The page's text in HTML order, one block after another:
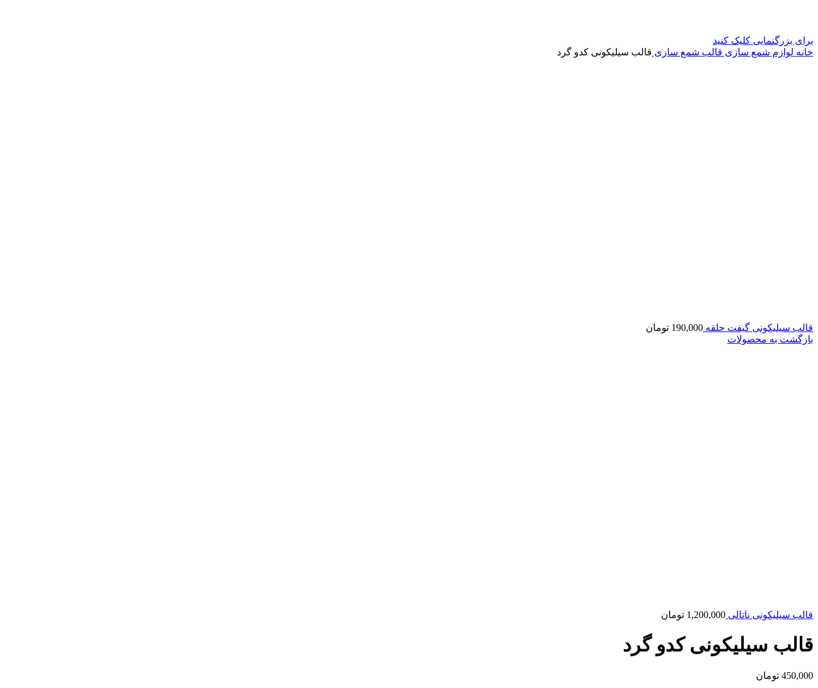
برای بزرگنمایی کلیک کنید
خانه لوازم شمع سازی قالب شمع سازی قالب سیلیکونی کدو گرد
قالب سیلیکونی گیفت حلقه 190,000 تومان
بازگشت به محصولات
قالب سیلیکونی ناتالی 1,200,000 تومان
قالب سیلیکونی کدو گرد
450,000 تومان